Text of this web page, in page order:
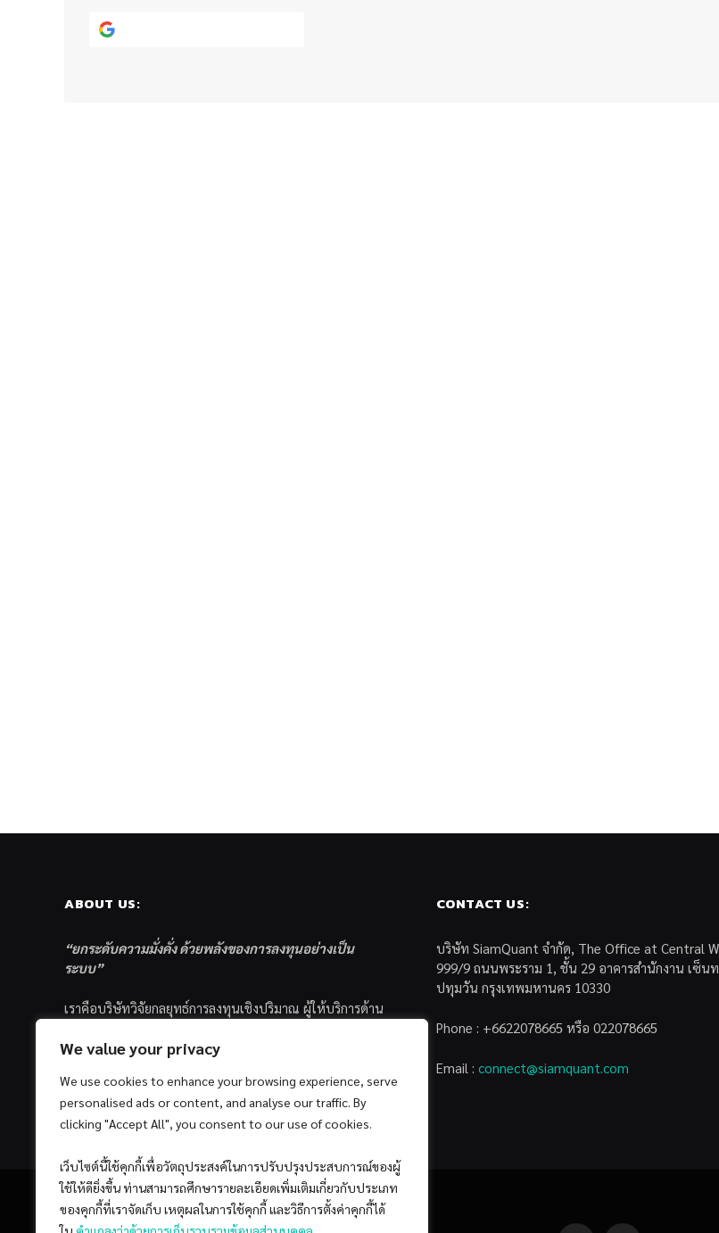
We value your privacy
We use cookies to enhance your browsing experience, serve
personalised ads or content, and analyse our traffic. By
clicking "Accept All", you consent to our use of cookies.
เว็บไซต์นี้ใช้คุกกี้เพื่อวัตถุประสงค์ในการปรับปรุงประสบการณ์ของผู้
ใช้ให้ดียิ่งขึ้น ท่านสามารถศึกษารายละเอียดเพิ่มเติมเกี่ยวกับประเภท
ของคุกกี้ที่เราจัดเก็บ เหตุผลในการใช้คุกกี้ และวิธีการตั้งค่าคุกกี้ได้
ABOUT US:
“ยกระดับความมั่งคั่ง ด้วยพลังของการลงทุนอย่างเป็น
ระบบ”
เราคือบริษัทวิจัยกลยุทธ์การลงทุนเชิงปริมาณ ผู้ให้บริการด้าน
ส่วนบุคคล ซึ่งมีเป้าหมายที่จะช่วยเหลือให้นักลงทุนไทย
ด้วยแนวคิดและกระบวนการลงทุนอย่างเป็นระบบแบบ
Quantitative & Systematic Investing
CONTACT US:
บริษัท SiamQuant จำกัด, The Office at Central
999/9 ถนนพระราม 1, ชั้น 29 อาคารสำนักงาน เซ็นท
ปทุมวัน กรุงเทพมหานคร 10330
Phone : +6622078665 หรือ 022078665
Email : connect@siamquant.com